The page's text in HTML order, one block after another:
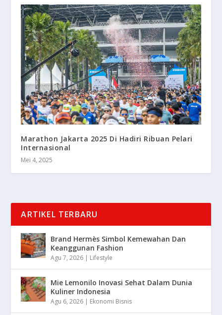
Marathon Jakarta 2025 Di Hadiri Ribuan Pelari
Internasional
Mei 4, 2025
ARTIKEL TERBARU
Brand Hermès Simbol Kemewahan Dan
Keanggunan Fashion
Agu 7, 2026 | Lifestyle
Mie Lemonilo Inovasi Sehat Dalam Dunia
Kuliner Indonesia
Agu 6, 2026 | Ekonomi Bisnis